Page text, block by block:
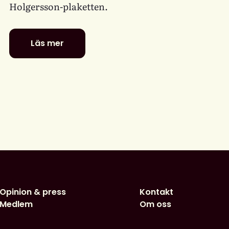
Holgersson-plaketten.
Läs mer
De
är
Opinion & press
Medlem
Kontakt
Om oss